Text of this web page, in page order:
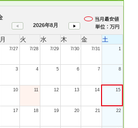
2026年8月
月 火 水 木 金 土
7/27 7/28 7/29 7/30 7/31 1
3 4 5 6 7 8
10 11 12 13 14 15
17 18 19 20 21 22